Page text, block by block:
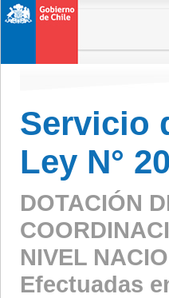
Servicio
Ley N°
DOTACIÓN
NIVEL
Efectuadas